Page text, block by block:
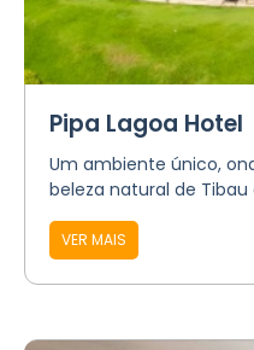
Pipa Lagoa Hotel
Um ambiente único,
beleza natural de Tibau
VER MAIS